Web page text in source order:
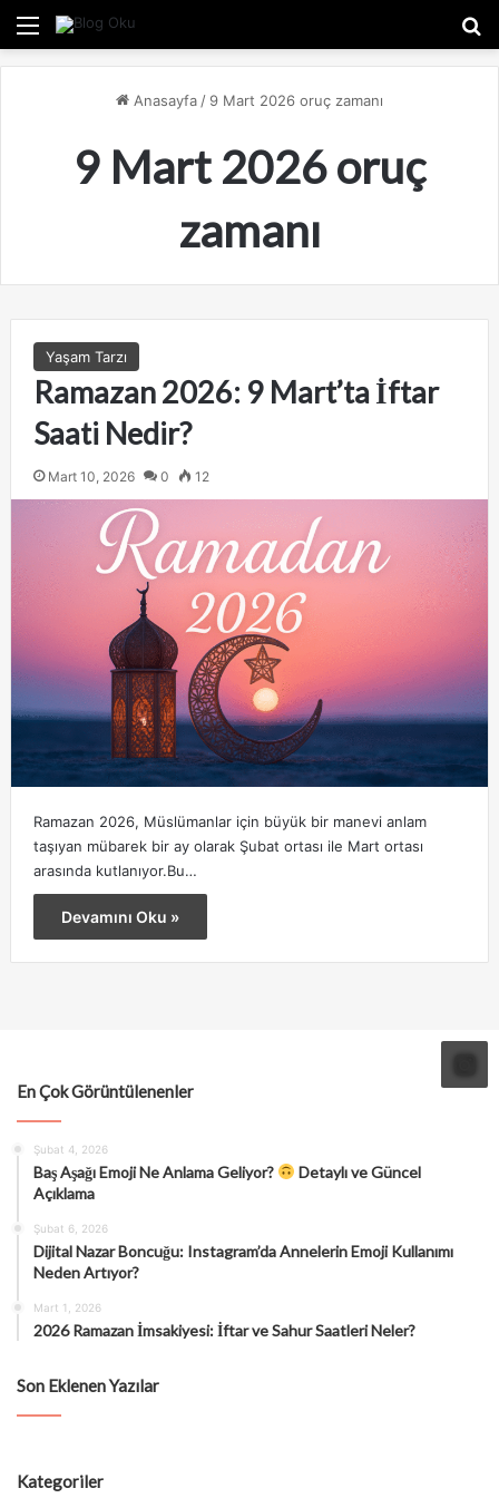
Menü
Anasayfa / 9 Mart 2026 oruç zamanı
9 Mart 2026 oruç
zamanı
Yaşam Tarzı
Ramazan 2026: 9 Mart’ta İftar
Saati Nedir?
Mart 10, 2026 0 12
Ramazan 2026, Müslümanlar için büyük bir manevi anlam
taşıyan mübarek bir ay olarak Şubat ortası ile Mart ortası
arasında kutlanıyor.Bu…
Devamını Oku »
En Çok Görüntülenenler
Şubat 4, 2026
Baş Aşağı Emoji Ne Anlama Geliyor?
Detaylı ve Güncel
Açıklama
Şubat 6, 2026
Dijital Nazar Boncuğu: Instagram’da Annelerin Emoji Kullanımı
Neden Artıyor?
Mart 1, 2026
2026 Ramazan İmsakiyesi: İftar ve Sahur Saatleri Neler?
Son Eklenen Yazılar
Kategoriler